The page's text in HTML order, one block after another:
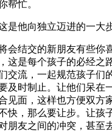
帮忙。
是他向独立迈进的一大步
会结交的新朋友有些你
这是每个孩子的必经之
交流，一起规范孩子们
及时制止。让他们呆在
见面，这样也方便双方
快，那么要让步。让孩
朋友之间的冲突，甚至